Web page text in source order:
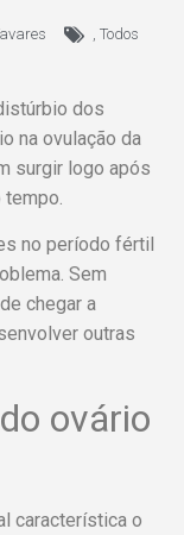
, Todos
dos
na ovulação da
surgir logo após
no período fértil
Sem
chegar a
outras
ovário
característica o